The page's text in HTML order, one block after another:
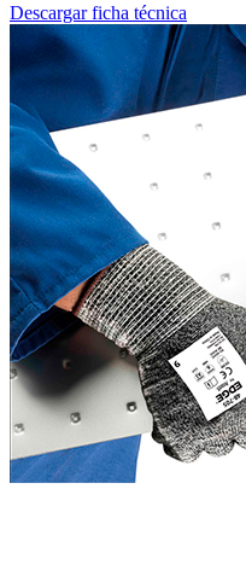
Descargar ficha técnica